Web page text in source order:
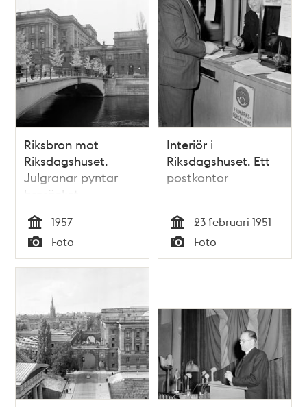
Riksbron mot
Riksdagshuset.
Julgranar pyntar
broräcket
Tid
1957
Typ
Foto
Interiör i
Riksdagshuset. Ett
postkontor
Tid
23 februari 1951
Typ
Foto